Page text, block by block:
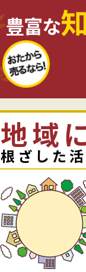
豊富な
地域
根ざした